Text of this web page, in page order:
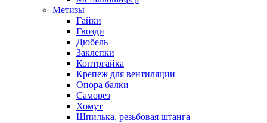
Метизы
Гайки
Гвозди
Дюбель
Заклепки
Контргайка
Крепеж для вентиляции
Опора балки
Саморез
Хомут
Шпилька, резьбовая штанга